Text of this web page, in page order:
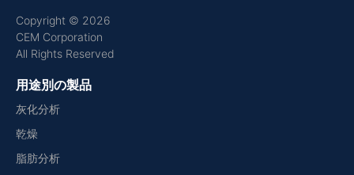
Copyright © 2026
CEM Corporation
All Rights Reserved
用途別の製品
灰化分析
乾燥
脂肪分析